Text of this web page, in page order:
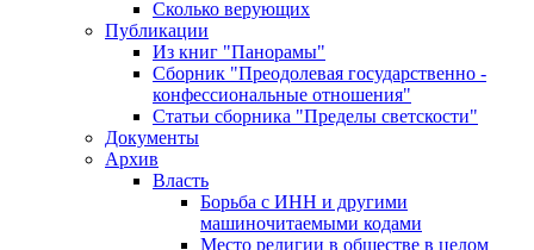
Сколько верующих
Публикации
Из книг "Панорамы"
Сборник "Преодолевая государственно -
конфессиональные отношения"
Статьи сборника "Пределы светскости"
Документы
Архив
Власть
Борьба с ИНН и другими
машиночитаемыми кодами
Место религии в обществе в целом